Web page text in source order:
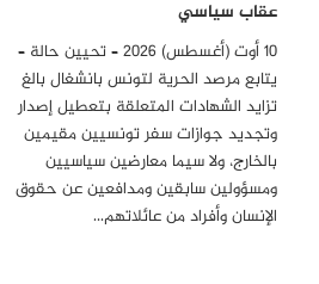
عقاب سياسي
10 أوت (أغسطس) 2026 – تحيين حالة –
يتابع مرصد الحرية لتونس بانشغال بالغ
تزايد الشهادات المتعلقة بتعطيل إصدار
وتجديد جوازات سفر تونسيين مقيمين
بالخارج، ولا سيما معارضين سياسيين
ومسؤولين سابقين ومدافعين عن حقوق
الإنسان وأفراد من عائلاتهم…